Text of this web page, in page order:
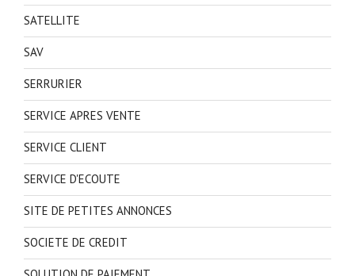
SATELLITE
SAV
SERRURIER
SERVICE APRES VENTE
SERVICE CLIENT
SERVICE D'ECOUTE
SITE DE PETITES ANNONCES
SOCIETE DE CREDIT